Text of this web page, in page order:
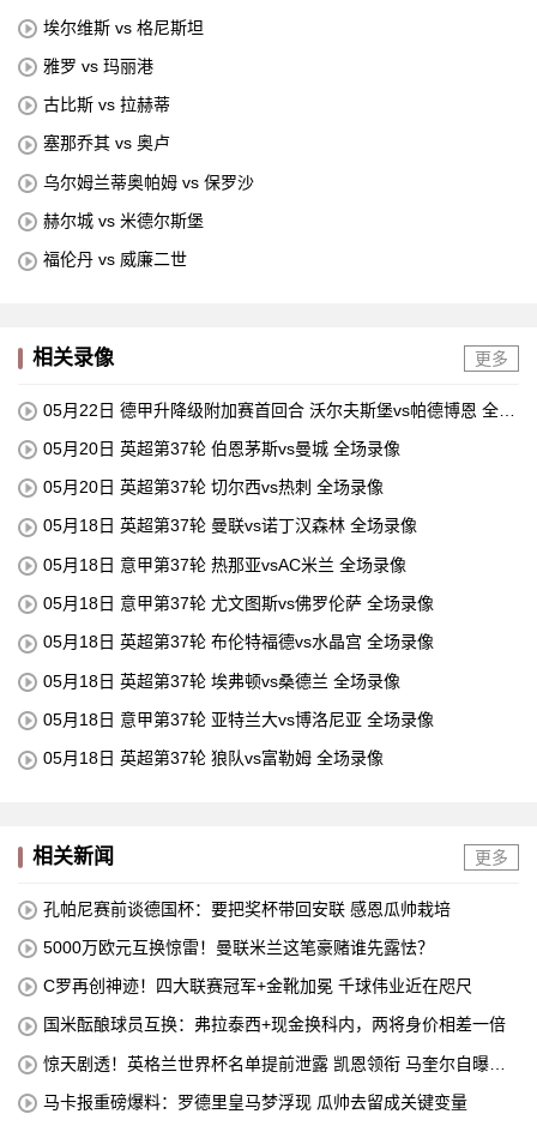
埃尔维斯 vs 格尼斯坦
雅罗 vs 玛丽港
古比斯 vs 拉赫蒂
塞那乔其 vs 奥卢
乌尔姆兰蒂奥帕姆 vs 保罗沙
赫尔城 vs 米德尔斯堡
福伦丹 vs 威廉二世
相关录像 更多
05月22日 德甲升降级附加赛首回合 沃尔夫斯堡vs帕德博恩 全场
05月20日 英超第37轮 伯恩茅斯vs曼城 全场录像
05月20日 英超第37轮 切尔西vs热刺 全场录像
05月18日 英超第37轮 曼联vs诺丁汉森林 全场录像
05月18日 意甲第37轮 热那亚vsAC米兰 全场录像
05月18日 意甲第37轮 尤文图斯vs佛罗伦萨 全场录像
05月18日 英超第37轮 布伦特福德vs水晶宫 全场录像
05月18日 英超第37轮 埃弗顿vs桑德兰 全场录像
05月18日 意甲第37轮 亚特兰大vs博洛尼亚 全场录像
05月18日 英超第37轮 狼队vs富勒姆 全场录像
相关新闻 更多
孔帕尼赛前谈德国杯：要把奖杯带回安联 感恩瓜帅栽培
5000万欧元互换惊雷！曼联米兰这笔豪赌谁先露怯？
C罗再创神迹！四大联赛冠军+金靴加冕 千球伟业近在咫尺
国米酝酿球员互换：弗拉泰西+现金换科内，两将身价相差一倍
惊天剧透！英格兰世界杯名单提前泄露 凯恩领衔 马奎尔自曝落
马卡报重磅爆料：罗德里皇马梦浮现 瓜帅去留成关键变量